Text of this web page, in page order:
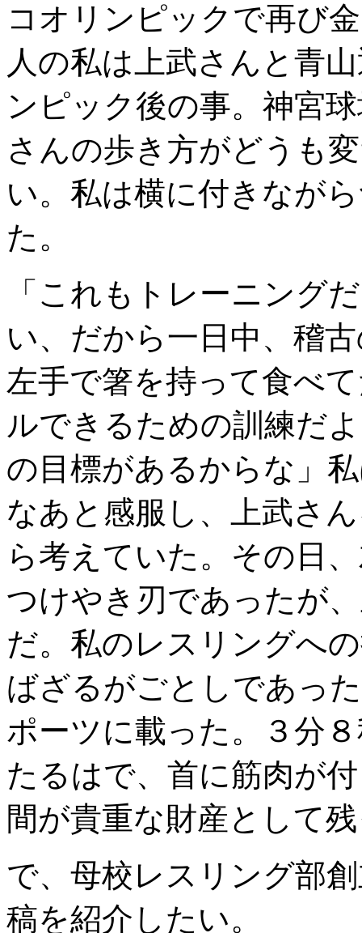
コオリンピックで再び
人の私は上武さんと青
ンピック後の事。神宮
さんの歩き方がどうも
い。私は横に付きなが
た。
「これもトレーニング
い、だから一日中、稽
左手で箸を持って食べ
ルできるための訓練だ
の目標があるからな」
なあと感服し、上武さ
ら考えていた。その日
つけやき刃であったが
だ。私のレスリングへ
ばざるがごとしであっ
ポーツに載った。３分
たるはで、首に筋肉が
間が貴重な財産として
で、母校レスリング部
稿を紹介したい。